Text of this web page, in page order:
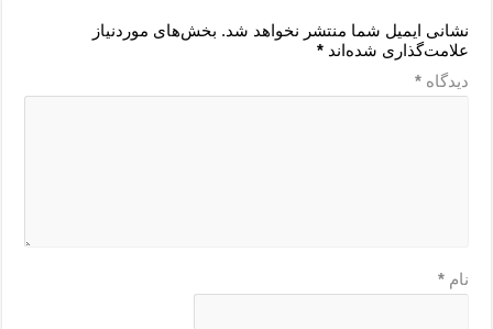
نشانی ایمیل شما منتشر نخواهد شد. بخش‌های موردنیاز
علامت‌گذاری شده‌اند*
دیدگاه*
نام*